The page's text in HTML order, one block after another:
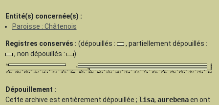
Entité(s) concernée(s) :
Paroisse : Châtenois
Registres conservés : (dépouillés :
, partiellement dépouillés :
, non dépouillés :
)
Dépouillement :
Cette archive est entièrement dépouillée ; lisa, aurebenaen ont